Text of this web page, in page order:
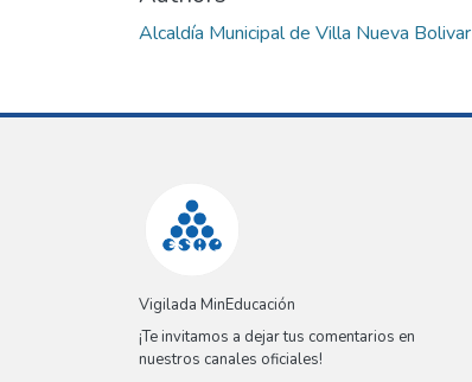
Alcaldía Municipal de Villa Nueva Bolivar
Vigilada MinEducación
¡Te invitamos a dejar tus comentarios en
nuestros canales oficiales!